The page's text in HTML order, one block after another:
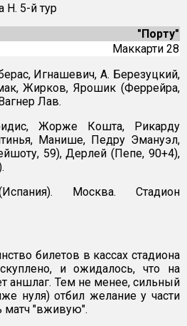
Н. 5-й тур
"Порту"
Маккарти 28
Игнашевич, А. Березуцкий,
Жирков, Ярошик (Феррейра,
Лав.
Жорже Кошта, Рикарду
Манише, Педру Эмануэл,
59), Дерлей (Пепе, 90+4),
Москва. Стадион
билетов в кассах стадиона
и ожидалось, что на
аншлаг. Тем не менее, сильный
нуля) отбил желание у части
матч "вживую".